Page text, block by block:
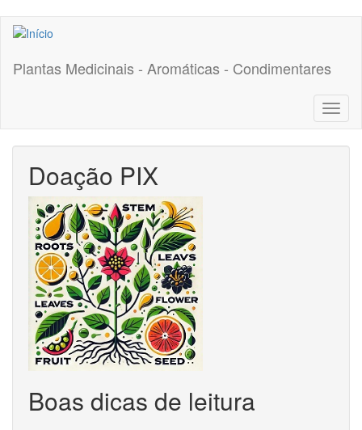
Pular
para
conteúdo
Plantas Medicinais - Aromáticas - Condimentares
Doação PIX
Boas dicas de leitura